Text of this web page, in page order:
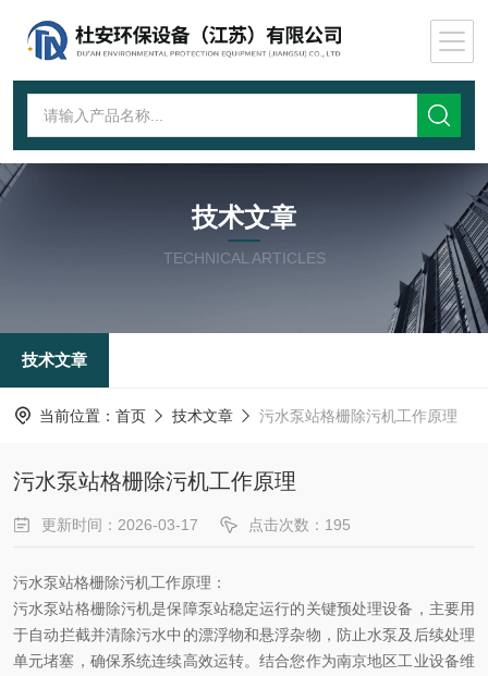
技术文章
TECHNICAL ARTICLES
技术文章
当前位置： 首页 技术文章 污水泵站格栅除污机工作原理
污水泵站格栅除污机工作原理
更新时间：2026-03-17 点击次数：195
污水泵站格栅除污机工作原理：
污水泵站格栅除污机‌是保障泵站稳定运行的‌关键预处理设备‌，主要用
于‌自动拦截并清除污水中的漂浮物和悬浮杂物‌，防止水泵及后续处理
单元堵塞，确保系统连续高效运转。结合您作为南京地区工业设备维